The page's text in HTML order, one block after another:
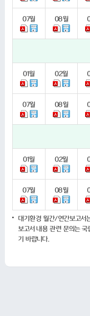
07월 08월
01월 02월
07월 08월
01월 02월
07월 08월
대기환경 월간/연간보고서
보고서 내용 관련 문의는 국
기 바랍니다.